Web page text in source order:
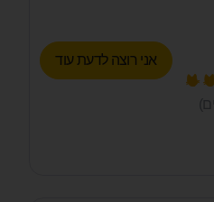
אני רוצה לדעת עוד